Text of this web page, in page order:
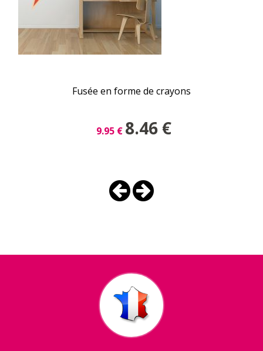
Fusée en forme de crayons
9.95 € 8.46 €